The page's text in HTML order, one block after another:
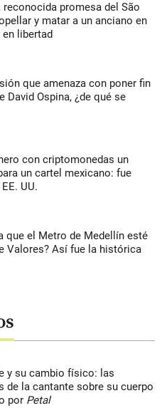
reconocida promesa del São
y matar a un anciano en
libertad
que amenaza con poner fin
David Ospina, ¿de qué se
con criptomonedas un
un cartel mexicano: fue
UU.
que el Metro de Medellín esté
Valores? Así fue la histórica
y su cambio físico: las
de la cantante sobre su cuerpo
por Petal